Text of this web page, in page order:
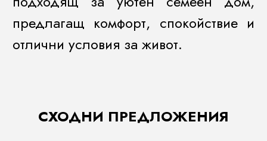
предлагащ комфорт, спокойствие и
отлични условия за живот.
СХОДНИ ПРЕДЛОЖЕНИЯ